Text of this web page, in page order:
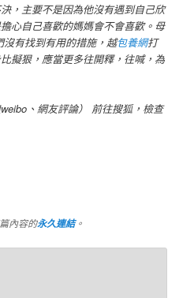
，主要不是因為他沒有遇到自己欣
心自己喜歡的媽媽會不會喜歡。母
沒有找到有用的措施，越包養網打
擬狠，應當更多往開釋，往喊，為
、網友評論） 前往搜狐，檢查
內容的永久連結。